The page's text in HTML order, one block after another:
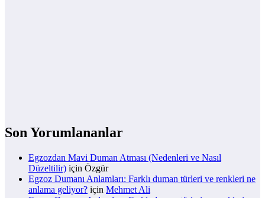
Son Yorumlananlar
Egzozdan Mavi Duman Atması (Nedenleri ve Nasıl
Düzeltilir) için Özgür
Egzoz Dumanı Anlamları: Farklı duman türleri ve renkleri ne
anlama geliyor? için Mehmet Ali